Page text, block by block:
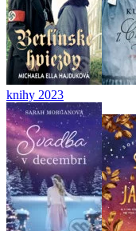
knihy 2023